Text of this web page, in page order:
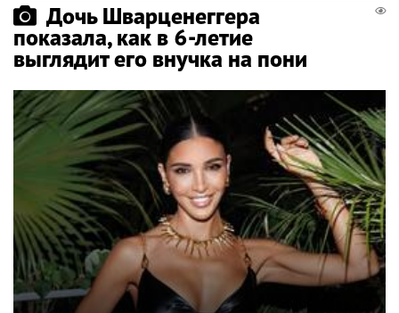
Дочь Шварценеггера
показала, как в 6-летие
выглядит его внучка на пони